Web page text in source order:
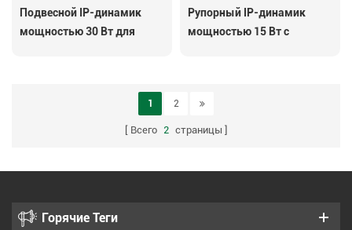
Подвесной IP-динамик
мощностью 30 Вт для
Рупорный IP-динамик
мощностью 15 Вт с
1 2
Всего 2 страницы
Горячие Теги